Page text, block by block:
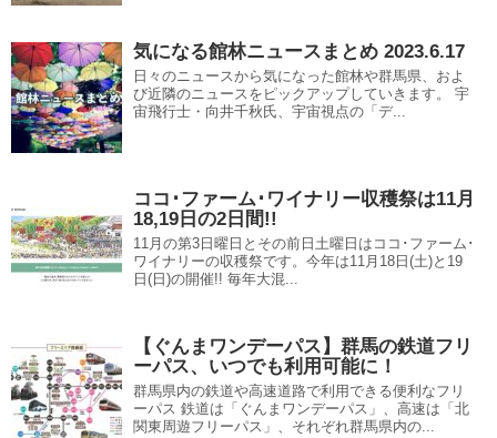
気になる館林ニュースまとめ 2023.6.17
日々のニュースから気になった館林や群馬県、およ
び近隣のニュースをピックアップしていきます。 宇
宙飛行士・向井千秋氏、宇宙視点の「デ...
ココ･ファーム･ワイナリー収穫祭は11月
18,19日の2日間!!
11月の第3日曜日とその前日土曜日はココ･ファーム･
ワイナリーの収穫祭です。今年は11月18日(土)と19
日(日)の開催!! 毎年大混...
【ぐんまワンデーパス】群馬の鉄道フリ
ーパス、いつでも利用可能に！
群馬県内の鉄道や高速道路で利用できる便利なフリ
ーパス 鉄道は「ぐんまワンデーパス」、高速は「北
関東周遊フリーパス」、それぞれ群馬県内の...